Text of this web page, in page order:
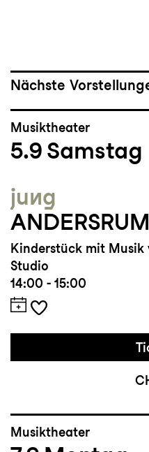
als kuratorische
Nächste
Musiktheater
5.9 Samstag
jung
Kinderstück mit
Studio
14:00 - 15:00
Musiktheater